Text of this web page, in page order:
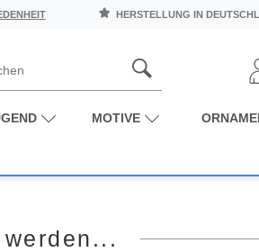
HERSTELLUNG IN
MOTIVE